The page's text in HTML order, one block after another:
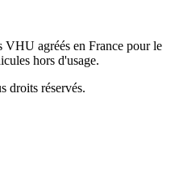
VHU agréés en France pour le
hors d'usage.
droits réservés.